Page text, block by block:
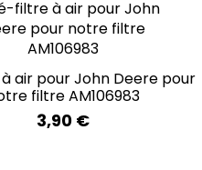
air pour John Deere pour
filtre AM106983
3,90 €